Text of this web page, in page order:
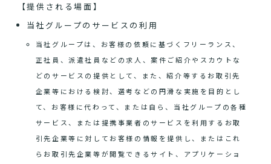
【提供される場面】
当社グループのサービスの利用
当社グループは、お客様の依頼に基づくフリーランス、
正社員、派遣社員などの求人、案件ご紹介やスカウトな
どのサービスの提供として、また、紹介等するお取引先
企業等における検討、選考などの円滑な実施を目的とし
て、お客様に代わって、または自ら、当社グループの各種
サービス、または提携事業者のサービスを利用するお取
引先企業等に対してお客様の情報を提供し、またはこれ
らお取引先企業等が閲覧できるサイト、アプリケーショ